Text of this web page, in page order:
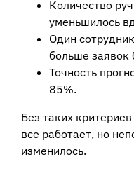
Количество
уменьшилось
Один
больше заявок
Точность
85%.
Без таких
все работает, но
изменилось.